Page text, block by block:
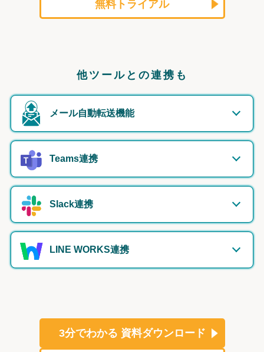
無料トライアル
他ツールとの連携も
メール自動転送機能
Teams連携
Slack連携
LINE WORKS連携
3分でわかる 資料ダウンロード